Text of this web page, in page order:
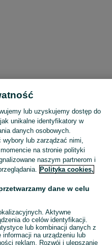
Zobacz
lub uzyskujemy dostęp do
unikalne identyfikatory w
danych osobowych.
lub zarządzać nimi,
na stronie polityki
naszym partnerom i
Polityka cookies,
dane w celu
Aktywne
do celów identyfikacji.
lub kombinacji danych z
informacji na urządzeniu lub
reklam. Rozwój i ulepszanie